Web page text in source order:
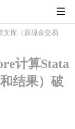
文库（原现金交易
计算Stata
结果）破